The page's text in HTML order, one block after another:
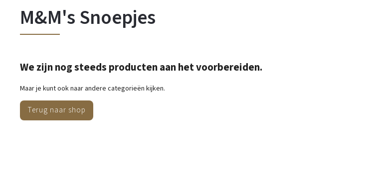
M&M's Snoepjes
We zijn nog steeds producten aan het voorbereiden.
Maar je kunt ook naar andere categorieën kijken.
Terug naar shop